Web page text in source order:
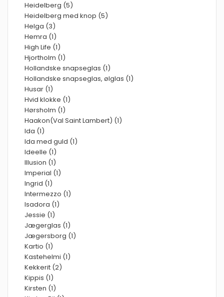
Heidelberg (5)
Heidelberg med knop (5)
Helga (3)
Hemra (1)
High Life (1)
Hjortholm (1)
Hollandske snapseglas (1)
Hollandske snapseglas, ølglas (1)
Husar (1)
Hvid klokke (1)
Hørsholm (1)
Haakon(Val Saint Lambert) (1)
Ida (1)
Ida med guld (1)
Ideelle (1)
Illusion (1)
Imperial (1)
Ingrid (1)
Intermezzo (1)
Isadora (1)
Jessie (1)
Jægerglas (1)
Jægersborg (1)
Kartio (1)
Kastehelmi (1)
Kekkerit (2)
Kippis (1)
Kirsten (1)